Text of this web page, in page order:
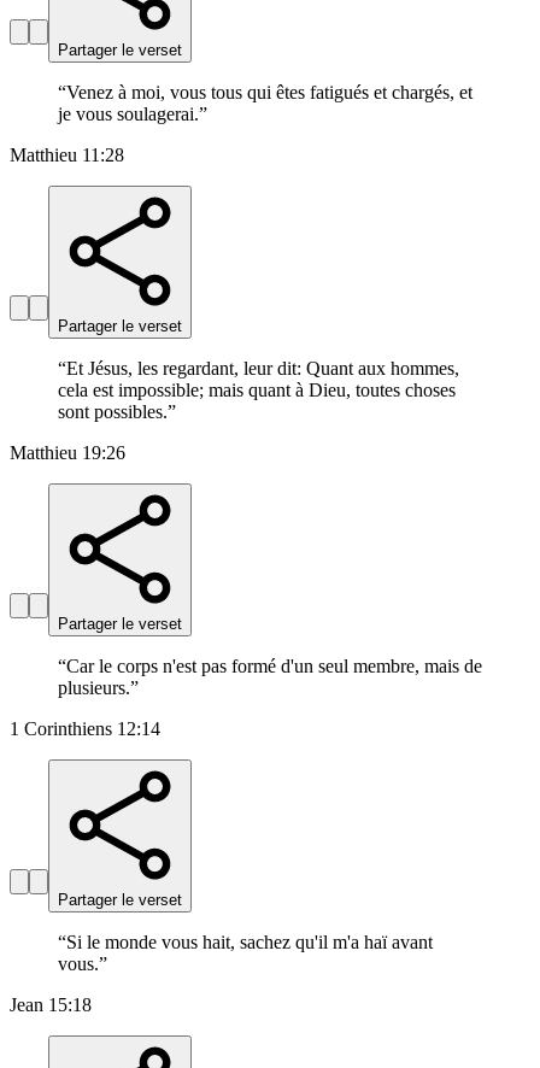
Partager le verset
“Venez à moi, vous tous qui êtes fatigués et chargés, et
je vous soulagerai.”
Matthieu 11:28
Partager le verset
“Et Jésus, les regardant, leur dit: Quant aux hommes,
cela est impossible; mais quant à Dieu, toutes choses
sont possibles.”
Matthieu 19:26
Partager le verset
“Car le corps n'est pas formé d'un seul membre, mais de
plusieurs.”
1 Corinthiens 12:14
Partager le verset
“Si le monde vous hait, sachez qu'il m'a haï avant
vous.”
Jean 15:18